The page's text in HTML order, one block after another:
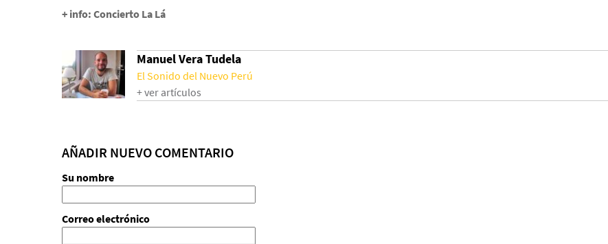
+ info: Concierto La Lá
Manuel Vera Tudela
El Sonido del Nuevo Perú
+ ver artículos
AÑADIR NUEVO COMENTARIO
Su nombre
Correo electrónico